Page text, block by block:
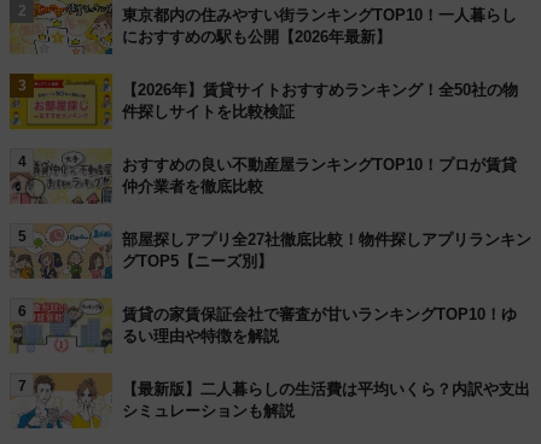
2
東京都内の住みやすい街ランキングTOP10！一人暮らし
におすすめの駅も公開【2026年最新】
3
【2026年】賃貸サイトおすすめランキング！全50社の物
件探しサイトを比較検証
4
おすすめの良い不動産屋ランキングTOP10！プロが賃貸
仲介業者を徹底比較
5
部屋探しアプリ全27社徹底比較！物件探しアプリランキン
グTOP5【ニーズ別】
6
賃貸の家賃保証会社で審査が甘いランキングTOP10！ゆ
るい理由や特徴を解説
7
【最新版】二人暮らしの生活費は平均いくら？内訳や支出
シミュレーションも解説